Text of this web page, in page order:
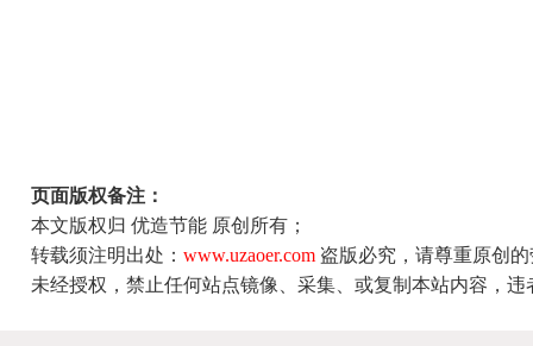
页面版权备注：
本文版权归 优造节能 原创所有；
转载须注明出处： www.uzaoer.com 盗版必究，请尊重原创
未经授权，禁止任何站点镜像、采集、或复制本站内容，